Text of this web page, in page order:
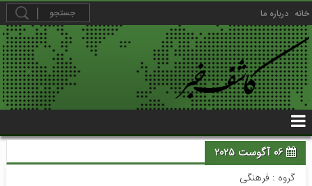
خانه درباره ما
06 آگوست 2025
گروه : فرهنگی